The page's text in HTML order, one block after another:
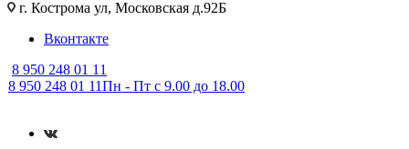
г. Кострома ул, Московская д.92Б
Вконтакте
8 950 248 01 11
8 950 248 01 11Пн - Пт с 9.00 до 18.00